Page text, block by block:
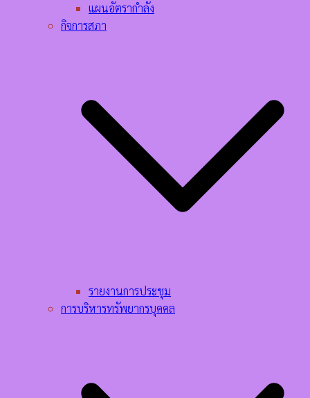
แผนอัตรากำลัง
กิจการสภา
รายงานการประชุม
การบริหารทรัพยากรบุคคล